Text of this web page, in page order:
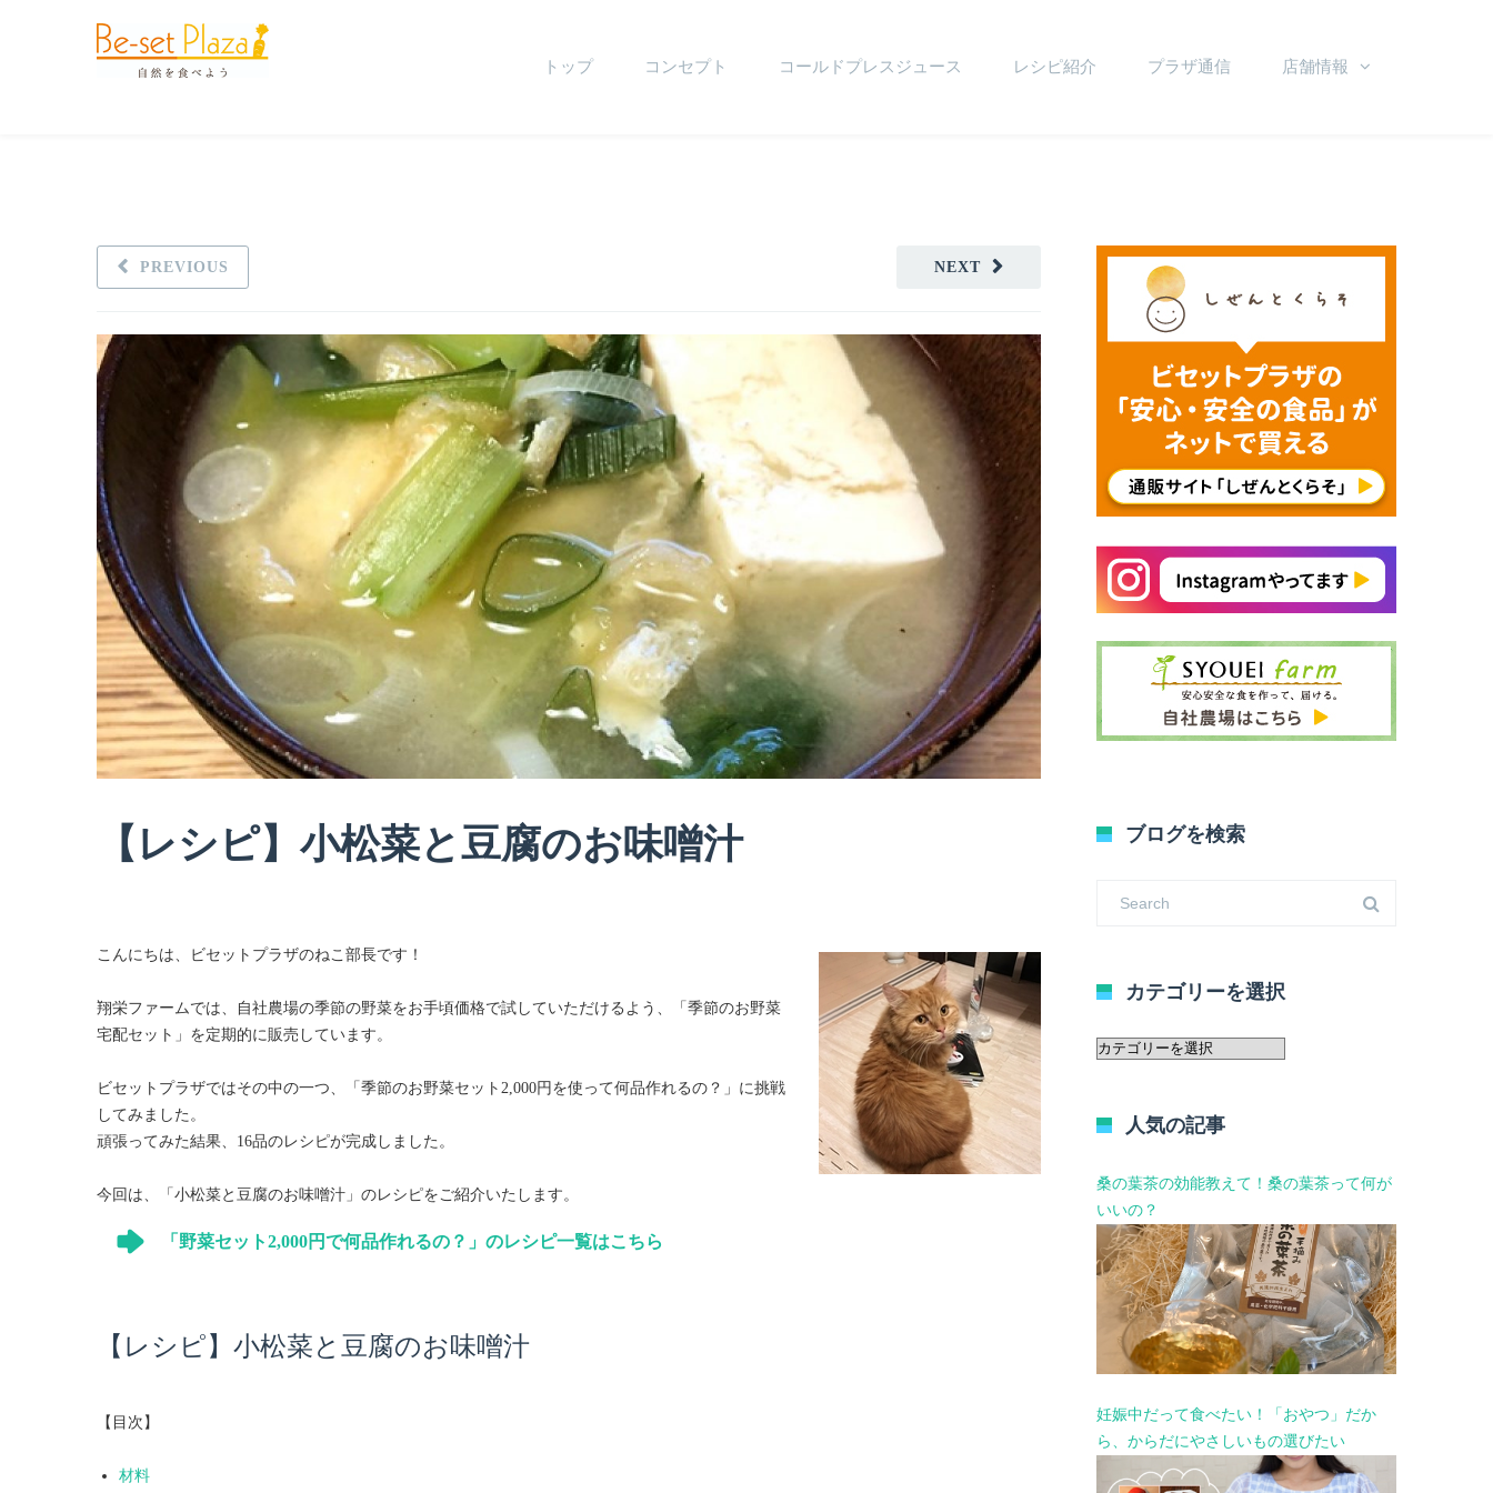
トップ コンセプト コールドプレスジュース レシピ紹介 プラザ通信 店舗情報
NEXT
PREVIOUS
【レシピ】小松菜と豆腐のお味噌汁
こんにちは、ビセットプラザのねこ部長です！
翔栄ファームでは、自社農場の季節の野菜をお手頃価格で試していただけるよう、「季節のお野菜
宅配セット」を定期的に販売しています。
ビセットプラザではその中の一つ、「季節のお野菜セット2,000円を使って何品作れるの？」に挑戦
してみました。
頑張ってみた結果、16品のレシピが完成しました。
今回は、「小松菜と豆腐のお味噌汁」のレシピをご紹介いたします。
「野菜セット2,000円で何品作れるの？」のレシピ一覧はこちら
【レシピ】小松菜と豆腐のお味噌汁
【目次】
材料
ブログを検索
カテゴリーを選択
カ
ー
選
択
人気の記事
桑の葉茶の効能教えて！桑の葉茶って何が
いいの？
妊娠中だって食べたい！「おやつ」だか
ら、からだにやさしいもの選びたい